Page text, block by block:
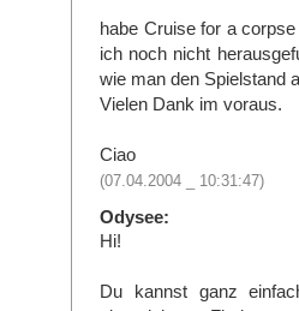
habe Cruise for a
ich noch nicht
wie man den Spielstand
Vielen Dank im voraus.
Ciao
(07.04.2004 _ 10:31:47)
Odysee:
Hi!
Du kannst ganz